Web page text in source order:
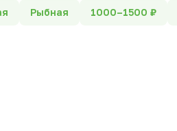
Рыбная 1000–1500 ₽